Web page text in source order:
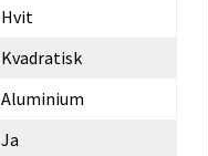
Hvit
Kvadratisk
Aluminium
Ja